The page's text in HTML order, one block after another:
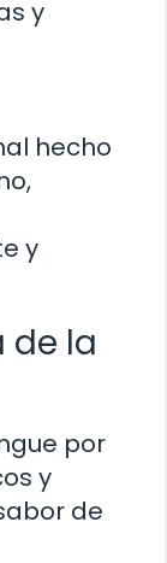
y
hecho
y
de la
por
y
de